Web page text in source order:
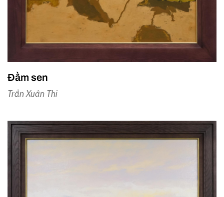
Đầm sen
Trần Xuân Thi